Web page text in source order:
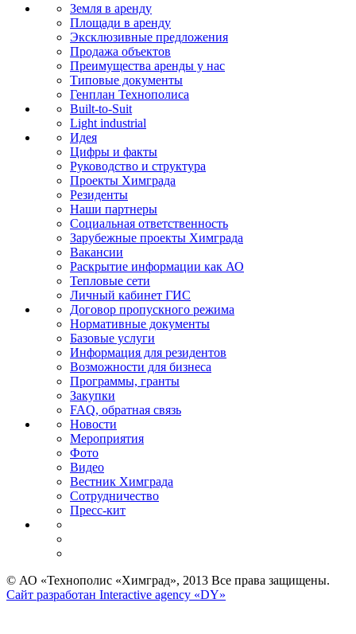
Земля в аренду
Площади в аренду
Эксклюзивные предложения
Продажа объектов
Преимущества аренды у нас
Типовые документы
Генплан Технополиса
Built-to-Suit
Light industrial
Идея
Цифры и факты
Руководство и структура
Проекты Химграда
Резиденты
Наши партнеры
Социальная ответственность
Зарубежные проекты Химграда
Вакансии
Раскрытие информации как АО
Тепловые сети
Личный кабинет ГИС
Договор пропускного режима
Нормативные документы
Базовые услуги
Информация для резидентов
Возможности для бизнеса
Программы, гранты
Закупки
FAQ, обратная связь
Новости
Мероприятия
Фото
Видео
Вестник Химграда
Сотрудничество
Пресс-кит
© АО «Технополис «Химград», 2013 Все права защищены.
Сайт разработан Interactive agency «DY»